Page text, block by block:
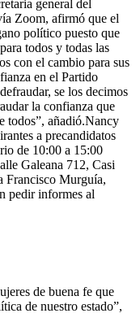
general del
Zoom, afirmó que el
político puesto que
todos y todas las
con el cambio para sus
en el Partido
se los decimos
la confianza que
todos”, añadió.Nancy
a precandidatos
de 10:00 a 15:00
Galeana 712, Casi
Francisco Murguía,
pedir informes al
de buena fe que
de nuestro estado”,